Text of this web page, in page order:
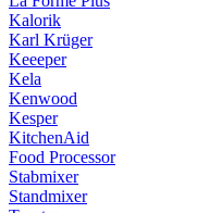
Kalorik
Karl Krüger
Keeeper
Kela
Kenwood
Kesper
KitchenAid
Food Processor
Stabmixer
Standmixer